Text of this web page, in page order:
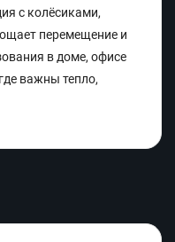
с колёсиками,
перемещение и
в доме, офисе
важны тепло,